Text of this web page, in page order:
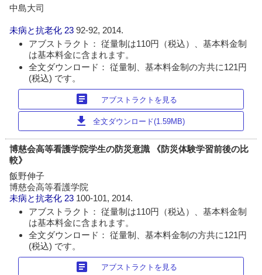
中島大司
未病と抗老化 2392-92, 2014.
アブストラクト： 従量制は110円（税込）、基本料金制
は基本料金に含まれます。
全文ダウンロード： 従量制、基本料金制の方共に121円
(税込) です。
article アブストラクトを見る
download 全文ダウンロード(1.59MB)
博慈会高等看護学院学生の防災意識 《防災体験学習前後の比
較》
飯野伸子
博慈会高等看護学院
未病と抗老化 23 100-101, 2014.
アブストラクト： 従量制は110円（税込）、基本料金制
は基本料金に含まれます。
全文ダウンロード： 従量制、基本料金制の方共に121円
(税込) です。
article アブストラクトを見る